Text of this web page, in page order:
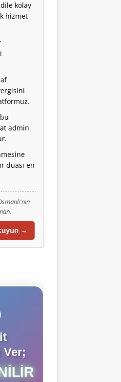
kolay
hizmet
admin
duası en
→
Ver;